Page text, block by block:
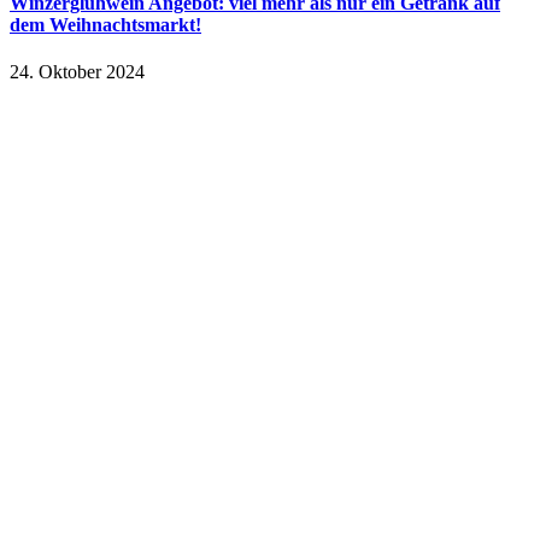
dem Weihnachtsmarkt!
24. Oktober 2024